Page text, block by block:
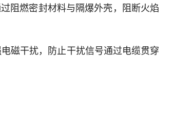
阻燃密封材料与隔爆外壳，阻断火焰
磁干扰，防止干扰信号通过电缆贯穿